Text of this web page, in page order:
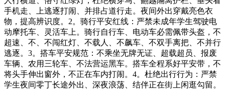
手机走、上逃逐打闹、并排占道行走。夜间外出穿戴亮色衣
物，提高辨识度。2。骑行平安红线：严禁未成年学生驾驶电
动摩托车、灵活车上。骑行自行车、电动车必需佩带头盔，不
超速、不、不闯红灯、不载人、不飙车、不双手离把、不并行
逃逐。3。搭车平安规范：不乘坐无牌无证、超载超员、报废
车辆、农用三轮车、不法营运黑车。搭车全程系好平安带，不
将头手伸出窗外，不正在车内打闹。4。杜绝出行行为：严禁
学生夜间零丁长途外出、深夜浪荡、结伴正在街上闲逛勾留。